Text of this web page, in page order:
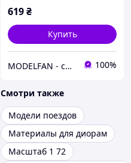
619₴
Купить
MODELFAN - сборные пластиковые модели и товары для моделирования 100%
Смотри также
Модели поездов
Материалы для диорам
Масштаб 1 72